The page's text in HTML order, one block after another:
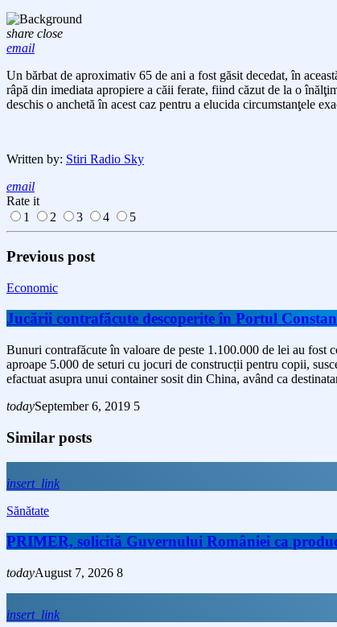
share close
email
Un bărbat de aproximativ 65 de ani a fost găsit decedat, în
râpă din imediata apropiere a căii ferate, fiind căzut de la o
deschis o anchetă în acest caz pentru a elucida circumstanţele
Written by: Stiri Radio Sky
email
Rate it
1
2 3 4 5
Previous post
Economic
Jucării contrafăcute descoperite în Portul
Bunuri contrafăcute în valoare de peste 1.100.000 de lei au fost
aproape 5.000 de seturi cu jocuri de construcții pentru copii,
efactuat asupra unui container sosit din China, având ca
todaySeptember 6, 2019 5
Similar posts
insert_link
Sănătate
PRIMER, solicită Guvernului României ca
todayAugust 7, 2026 8
insert_link